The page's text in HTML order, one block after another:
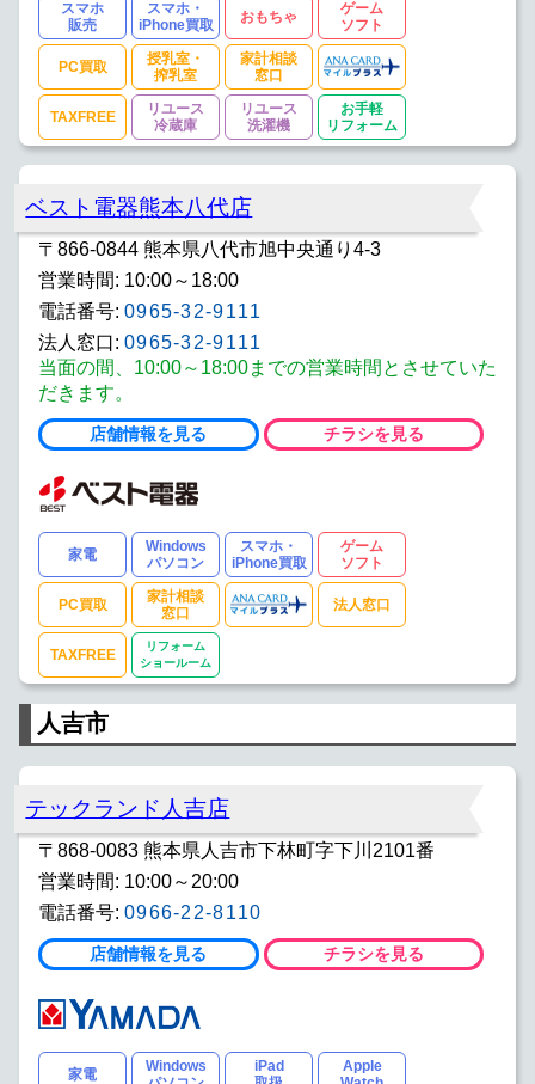
スマホ
販売
スマホ・
iPhone買取
おもちゃ
ゲーム
ソフト
PC買取
授乳室・
搾乳室
家計相談
窓口
TAXFREE
リユース
冷蔵庫
リユース
洗濯機
お手軽
リフォーム
ベスト電器熊本八代店
〒866-0844 熊本県八代市旭中央通り4-3
営業時間: 10:00～18:00
電話番号: 0965-32-9111
法人窓口: 0965-32-9111
当面の間、10:00～18:00までの営業時間とさせていた
だきます。
店舗情報を見る チラシを見る
家電
Windows
パソコン
スマホ・
iPhone買取
ゲーム
ソフト
PC買取
家計相談
窓口
法人窓口
TAXFREE
リフォーム
ショールーム
人吉市
テックランド人吉店
〒868-0083 熊本県人吉市下林町字下川2101番
営業時間: 10:00～20:00
電話番号: 0966-22-8110
店舗情報を見る チラシを見る
家電
Windows
iPad
Apple